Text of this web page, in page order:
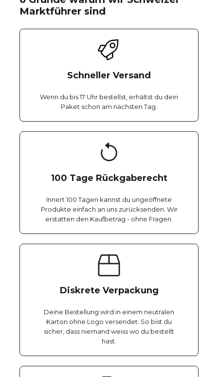
Marktführer sind
Schneller Versand
Wenn du bis 17 Uhr bestellst, erhältst du dein
Paket schon am nächsten Tag.
100 Tage Rückgaberecht
Innert 100 Tagen kannst du ungeöffnete
Produkte einfach an uns zurücksenden. Wir
erstatten den Kaufbetrag - ohne Fragen.
Diskrete Verpackung
Deine Bestellung wird in einem neutralen
Karton ohne Logo versendet. So bist du
sicher, dass niemand weiss wo du bestellt
hast.